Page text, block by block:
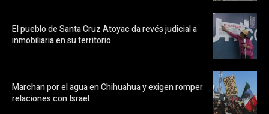
El pueblo de Santa Cruz Atoyac da revés judicial a
inmobiliaria en su territorio
Marchan por el agua en Chihuahua y exigen romper
relaciones con Israel